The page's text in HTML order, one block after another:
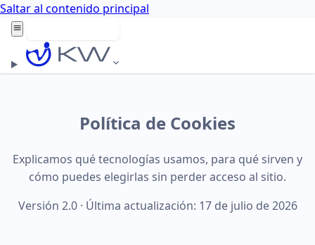
Saltar al contenido principal
Política de Cookies
Explicamos qué tecnologías usamos, para qué sirven y
cómo puedes elegirlas sin perder acceso al sitio.
Versión 2.0 · Última actualización: 17 de julio de 2026